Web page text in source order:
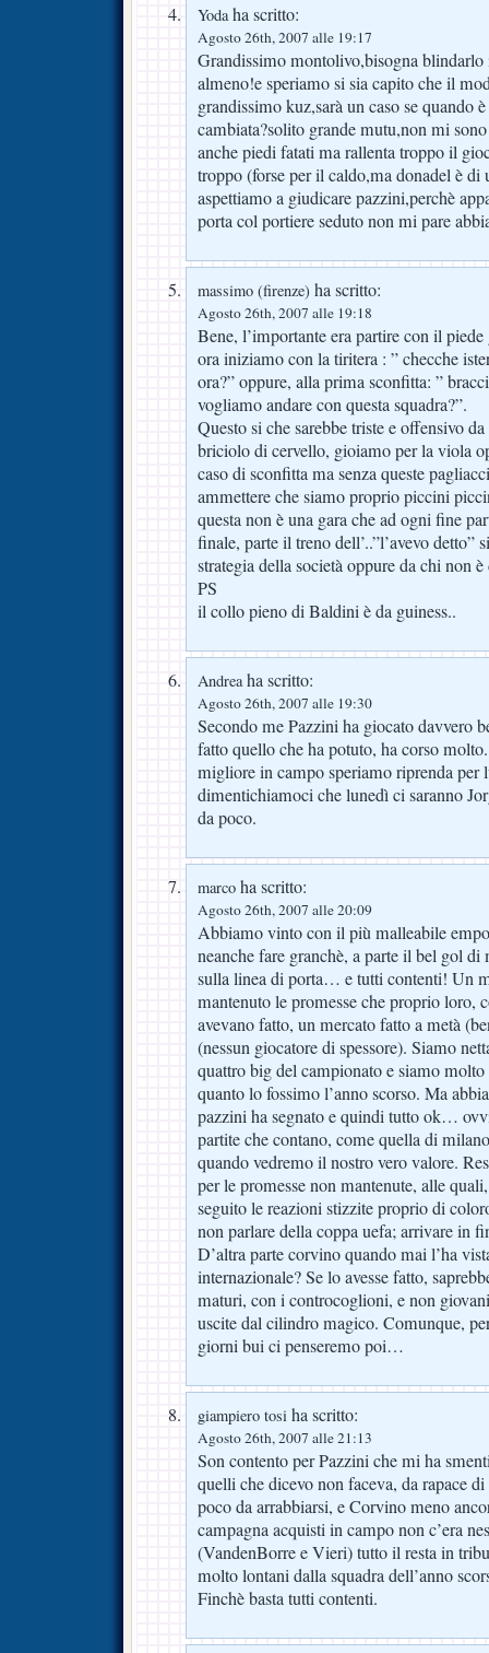
Yodaha scritto:
Agosto 26th, 2007 alle 19:17
Grandissimo montolivo,bisogna
almeno!e speriamo si sia capito che il
grandissimo kuz,sarà un caso se quando
cambiata?solito grande mutu,non mi
anche piedi fatati ma rallenta troppo il
troppo (forse per il caldo,ma donadel è di
aspettiamo a giudicare pazzini,perchè
porta col portiere seduto non mi pare
massimo (firenze) ha scritto:
Agosto 26th, 2007 alle 19:18
Bene, l’importante era partire con il
ora iniziamo con la tiritera : ” checche
ora?” oppure, alla prima sconfitta: ”
vogliamo andare con questa squadra?”.
Questo si che sarebbe triste e offensivo
briciolo di cervello, gioiamo per la viola
caso di sconfitta ma senza queste
ammettere che siamo proprio piccini
questa non è una gara che ad ogni fine
finale, parte il treno dell’..”l’avevo detto”
strategia della società oppure da chi non è
PS
il collo pieno di Baldini è da guiness..
Andreaha scritto:
Agosto 26th, 2007 alle 19:30
Secondo me Pazzini ha giocato davvero
fatto quello che ha potuto, ha corso
migliore in campo speriamo riprenda
dimentichiamoci che lunedì ci saranno
da poco.
marco ha scritto:
Agosto 26th, 2007 alle 20:09
Abbiamo vinto con il più malleabile
neanche fare granchè, a parte il bel gol
sulla linea di porta… e tutti contenti! Un
mantenuto le promesse che proprio loro,
avevano fatto, un mercato fatto a metà
(nessun giocatore di spessore). Siamo
quattro big del campionato e siamo
quanto lo fossimo l’anno scorso. Ma
pazzini ha segnato e quindi tutto ok…
partite che contano, come quella di
quando vedremo il nostro vero valore.
per le promesse non mantenute, alle
seguito le reazioni stizzite proprio di
non parlare della coppa uefa; arrivare in
D’altra parte corvino quando mai l’ha
internazionale? Se lo avesse fatto,
maturi, con i controcoglioni, e non
uscite dal cilindro magico. Comunque,
giorni bui ci penseremo poi…
giampiero tosi ha scritto:
Agosto 26th, 2007 alle 21:13
Son contento per Pazzini che mi ha
quelli che dicevo non faceva, da rapace
poco da arrabbiarsi, e Corvino meno
campagna acquisti in campo non c’era
(VandenBorre e Vieri) tutto il resta in
molto lontani dalla squadra dell’anno
Finchè basta tutti contenti.